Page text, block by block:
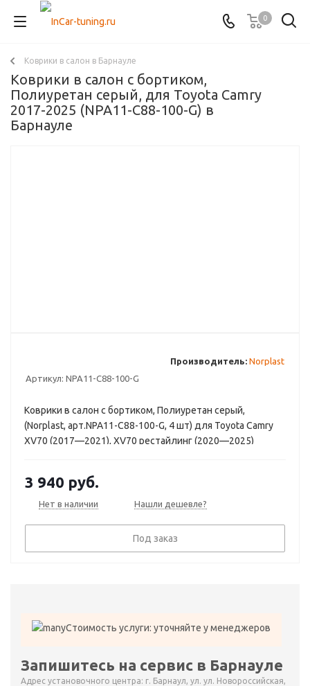
0
Коврики в салон в Барнауле
Коврики в салон с бортиком,
Полиуретан серый, для Toyota Camry
2017-2025 (NPA11-C88-100-G) в
Барнауле
Артикул: NPA11-C88-100-G
Производитель: Norplast
Коврики в салон с бортиком, Полиуретан серый,
(Norplast, арт.NPA11-C88-100-G, 4 шт) для Toyota Camry
XV70 (2017—2021), XV70 рестайлинг (2020—2025)
3 940 руб.
Нет в наличии Нашли дешевле?
Под заказ
Стоимость услуги: уточняйте у менеджеров
Запишитесь на сервис в Барнауле
Адрес установочного центра: г. Барнаул, ул. ул. Новороссийская,